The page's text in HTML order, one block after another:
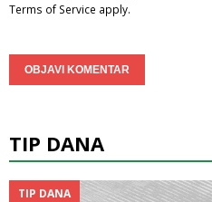
Terms of Service apply.
TIP DANA
TIP DANA